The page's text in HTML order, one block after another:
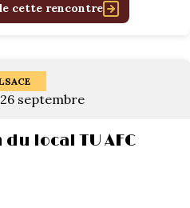
cette rencontre
septembre
local TU AFC